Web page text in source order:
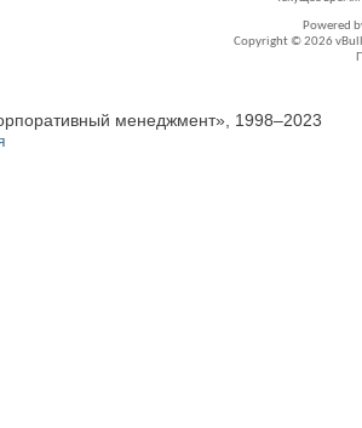
Powered
Copyright © 2026
менеджмент», 1998–2023